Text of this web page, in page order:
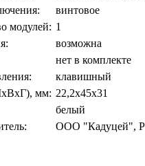
винтовое
модулей: 1
возможна
нет в комплекте
клавишный
мм: 22,2х45х31
белый
ООО "Кадуцей",